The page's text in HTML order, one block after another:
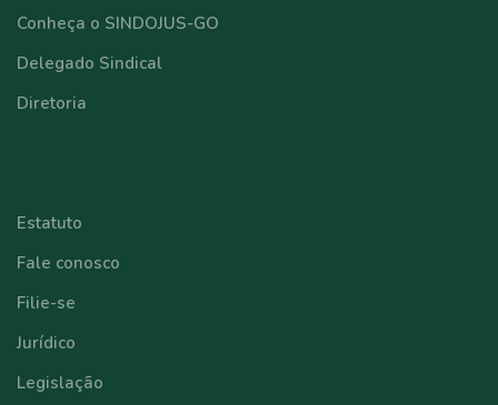
Conheça o SINDOJUS-GO
Delegado Sindical
Diretoria
Estatuto
Fale conosco
Filie-se
Jurídico
Legislação